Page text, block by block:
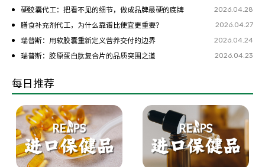
硬胶囊代工：把看不见的细节，做成品牌最硬的底牌 2026.04.28
膳食补充剂代工，为什么靠谱比便宜更重要？ 2026.04.27
瑞普斯：用软胶囊重新定义营养交付的边界 2026.04.24
瑞普斯：胶原蛋白肽复合片的品质突围之道 2026.04.23
每日推荐